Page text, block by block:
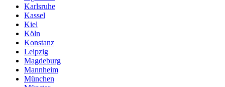
Karlsruhe
Kassel
Kiel
Köln
Konstanz
Leipzig
Magdeburg
Mannheim
München